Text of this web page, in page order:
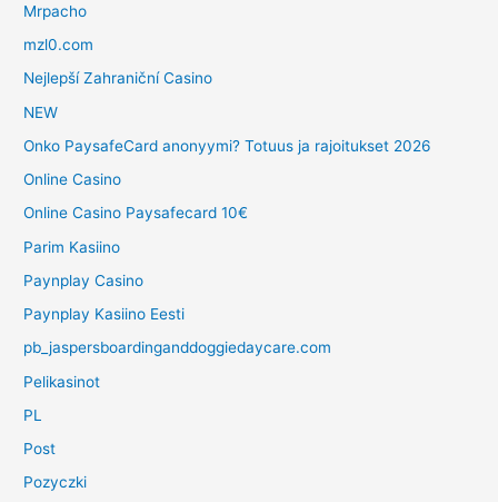
Mrpacho
mzl0.com
Nejlepší Zahraniční Casino
NEW
Onko PaysafeCard anonyymi? Totuus ja rajoitukset 2026
Online Casino
Online Casino Paysafecard 10€
Parim Kasiino
Paynplay Casino
Paynplay Kasiino Eesti
pb_jaspersboardinganddoggiedaycare.com
Pelikasinot
PL
Post
Pozyczki